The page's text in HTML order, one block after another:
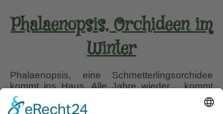
Phalaenopsis, Orchideen im
Winter
Phalaenopsis, eine Schmetterlingsorchidee
kommt ins Haus. Alle Jahre wieder… kommt
ein neuer Versuch mit einer blühenden
Orchidee im Haus? Oder habt Ihr schon